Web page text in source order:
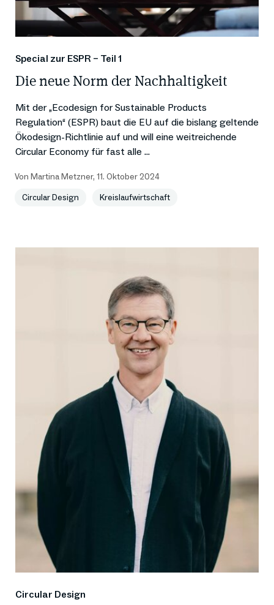
Special zur ESPR – Teil 1
Die neue Norm der Nachhaltigkeit
Mit der „Ecodesign for Sustainable Products
Regulation“ (ESPR) baut die EU auf die bislang geltende
Ökodesign-Richtlinie auf und will eine weitreichende
Circular Economy für fast alle ...
Von Martina Metzner, 11. Oktober 2024
Circular Design
Kreislaufwirtschaft
Circular Design